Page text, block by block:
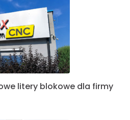
litery blokowe dla firmy